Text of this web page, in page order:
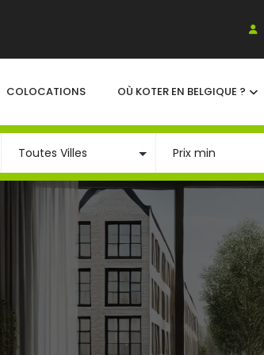
COLOCATIONS OÙ KOTER EN BELGIQUE ?